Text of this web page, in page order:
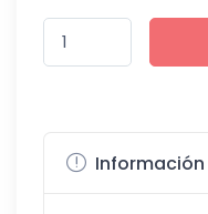
Información